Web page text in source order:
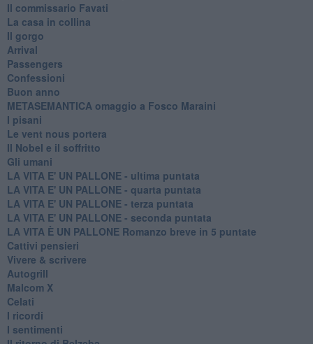
Il commissario Favati
La casa in collina
Il gorgo
Arrival
Passengers
Confessioni
Buon anno
METASEMANTICA omaggio a Fosco Maraini
I pisani
Le vent nous portera
Il Nobel e il soffritto
Gli umani
LA VITA E' UN PALLONE - ultima puntata
LA VITA E' UN PALLONE - quarta puntata
LA VITA E' UN PALLONE - terza puntata
LA VITA E' UN PALLONE - seconda puntata
LA VITA È UN PALLONE Romanzo breve in 5 puntate
Cattivi pensieri
Vivere & scrivere
Autogrill
Malcom X
Celati
I ricordi
I sentimenti